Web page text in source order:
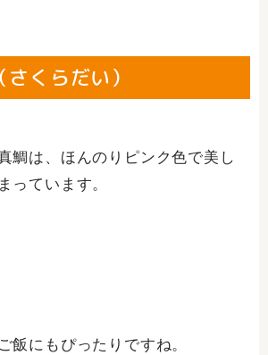
くらだい）
鯛は、ほんのりピンク色で美し
っています。
飯にもぴったりですね。